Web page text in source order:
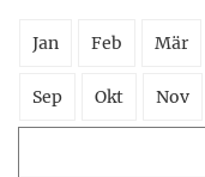
Jan Feb Mär
Sep Okt Nov